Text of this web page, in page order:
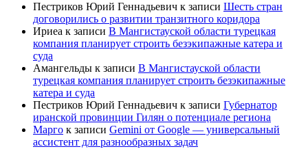
Пестриков Юрий Геннадьевич к записи Шесть стран
договорились о развитии транзитного коридора
Ириеа к записи В Мангистауской области турецкая
компания планирует строить безэкипажные катера и
суда
Амангельды к записи В Мангистауской области
турецкая компания планирует строить безэкипажные
катера и суда
Пестриков Юрий Геннадьевич к записи Губернатор
иранской провинции Гилян о потенциале региона
Марго к записи Gemini от Google — универсальный
ассистент для разнообразных задач